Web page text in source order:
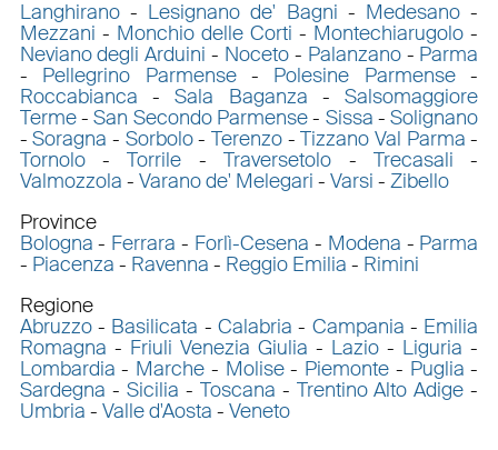
Langhirano- Lesignano de' Bagni - Medesano -
Mezzani - Monchio delle Corti - Montechiarugolo -
Neviano degli Arduini - Noceto- Palanzano- Parma
- Pellegrino Parmense- Polesine Parmense-
Roccabianca -Sala Baganza -Salsomaggiore
Terme-San Secondo Parmense- Sissa -Solignano
-Soragna - Sorbolo- Terenzo-Tizzano Val Parma -
Tornolo-Torrile -Traversetolo -Trecasali -
Valmozzola - Varano de' Melegari - Varsi - Zibello
Province
Bologna - Ferrara - Forlì-Cesena - Modena - Parma
- Piacenza - Ravenna - Reggio Emilia - Rimini
Regione
Abruzzo- Basilicata - Calabria - Campania - Emilia
Romagna - Friuli Venezia Giulia - Lazio - Liguria -
Lombardia - Marche - Molise- Piemonte - Puglia -
Sardegna - Sicilia - Toscana - Trentino Alto Adige -
Umbria - Valle d'Aosta - Veneto